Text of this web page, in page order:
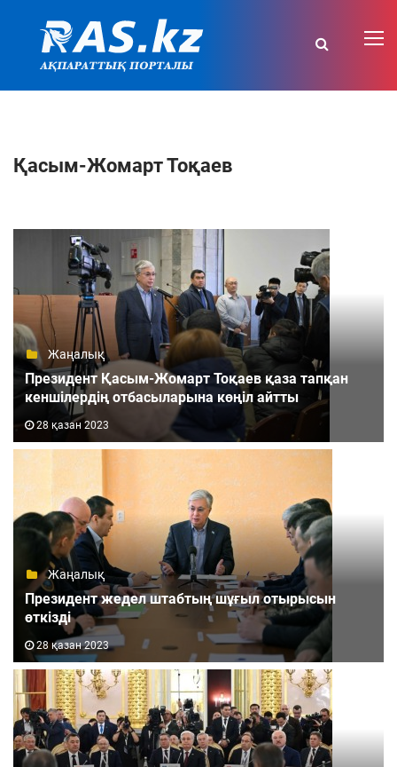
Қасым-Жомарт Тоқаев
Жаңалық
Президент Қасым-Жомарт Тоқаев қаза тапқан
кеншілердің отбасыларына көңіл айтты
28 қазан 2023
Жаңалық
Президент жедел штабтың шұғыл отырысын
өткізді
28 қазан 2023